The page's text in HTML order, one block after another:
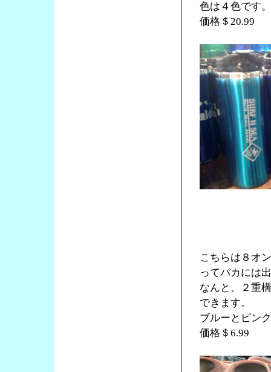
色は４色です。
価格＄20.99
こちらは８オ
ってバカには
なんと、２重
できます。
ブルーとピン
価格＄6.99